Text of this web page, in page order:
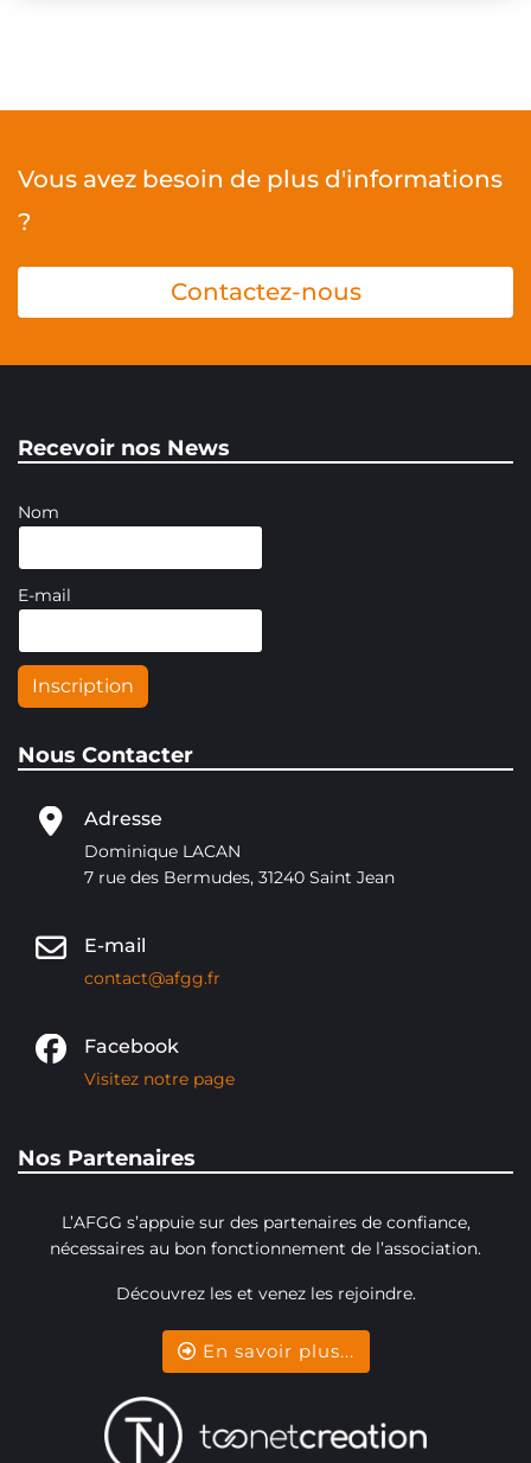
Vous avez besoin de plus d'informations
?
Contactez-nous
Recevoir nos News
Nom
E-mail
Inscription
Nous Contacter
Adresse
Dominique LACAN
7 rue des Bermudes, 31240 Saint Jean
E-mail
contact@afgg.fr
Facebook
Visitez notre page
Nos Partenaires
L’AFGG s’appuie sur des partenaires de confiance,
nécessaires au bon fonctionnement de l’association.
Découvrez les et venez les rejoindre.
En savoir plus...